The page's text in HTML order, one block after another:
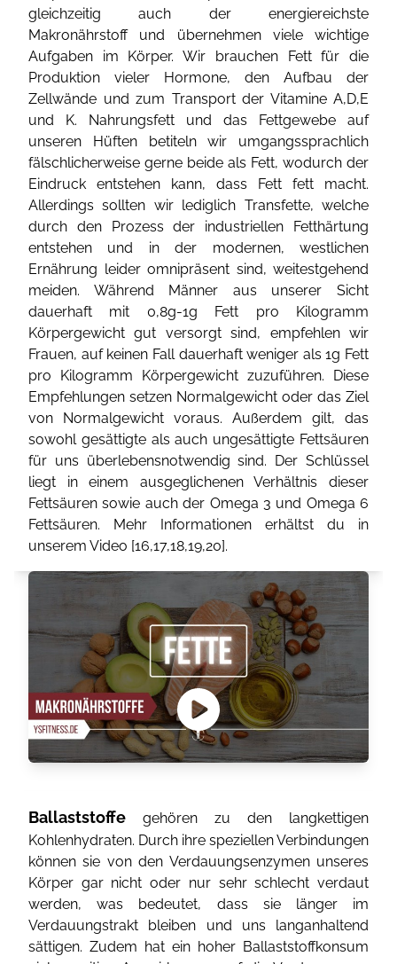
gleichzeitig auch der energiereichste
Makronährstoff und übernehmen viele wichtige
Aufgaben im Körper. Wir brauchen Fett für die
Produktion vieler Hormone, den Aufbau der
Zellwände und zum Transport der Vitamine A,D,E
und K. Nahrungsfett und das Fettgewebe auf
unseren Hüften betiteln wir umgangssprachlich
fälschlicherweise gerne beide als Fett, wodurch der
Eindruck entstehen kann, dass Fett fett macht.
Allerdings sollten wir lediglich Transfette, welche
durch den Prozess der industriellen Fetthärtung
entstehen und in der modernen, westlichen
Ernährung leider omnipräsent sind, weitestgehend
meiden. Während Männer aus unserer Sicht
dauerhaft mit 0,8g-1g Fett pro Kilogramm
Körpergewicht gut versorgt sind, empfehlen wir
Frauen, auf keinen Fall dauerhaft weniger als 1g Fett
pro Kilogramm Körpergewicht zuzuführen. Diese
Empfehlungen setzen Normalgewicht oder das Ziel
von Normalgewicht voraus. Außerdem gilt, das
sowohl gesättigte als auch ungesättigte Fettsäuren
für uns überlebensnotwendig sind. Der Schlüssel
liegt in einem ausgeglichenen Verhältnis dieser
Fettsäuren sowie auch der Omega 3 und Omega 6
Fettsäuren. Mehr Informationen erhältst du in
unserem Video [16,17,18,19,20].
Ballaststoffe gehören zu den langkettigen
Kohlenhydraten. Durch ihre speziellen Verbindungen
können sie von den Verdauungsenzymen unseres
Körper gar nicht oder nur sehr schlecht verdaut
werden, was bedeutet, dass sie länger im
Verdauungstrakt bleiben und uns langanhaltend
sättigen. Zudem hat ein hoher Ballaststoffkonsum